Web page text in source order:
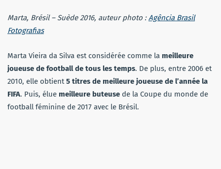
Marta, Brésil – Suède 2016, auteur photo :Agência Brasil
Fotografias
Marta Vieira da Silva est considérée comme la meilleure
joueuse de football de tous les temps. De plus, entre 2006 et
2010, elle obtient 5 titres de meilleure joueuse de l’année la
FIFA. Puis, élue meilleure buteuse de la Coupe du monde de
football féminine de 2017 avec le Brésil.